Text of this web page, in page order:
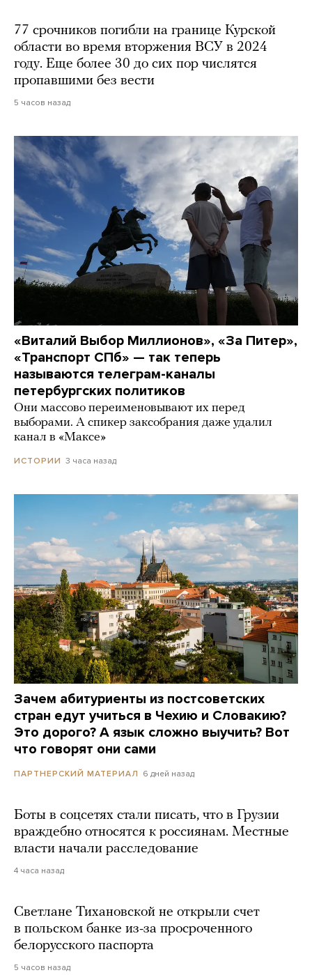
77 срочников погибли на границе Курской
области во время вторжения ВСУ в 2024
году. Еще более 30 до сих пор числятся
пропавшими без вести
5 часов назад
«Виталий Выбор Миллионов», «За Питер»,
«Транспорт СПб» — так теперь
называются телеграм-каналы
петербургских политиков
Они массово переименовывают их перед
выборами. А спикер заксобрания даже удалил
канал в «Максе»
ИСТОРИИ 3 часа назад
Зачем абитуриенты из постсоветских
стран едут учиться в Чехию и Словакию?
Это дорого? А язык сложно выучить? Вот
что говорят они сами
ПАРТНЕРСКИЙ МАТЕРИАЛ 6 дней назад
Боты в соцсетях стали писать, что в Грузии
враждебно относятся к россиянам. Местные
власти начали расследование
4 часа назад
Светлане Тихановской не открыли счет
в польском банке из-за просроченного
белорусского паспорта
5 часов назад